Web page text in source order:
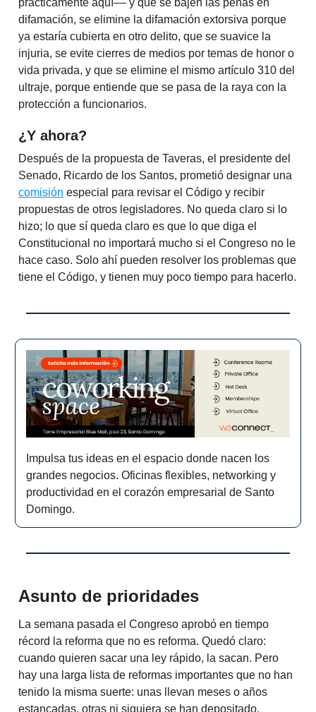
difamación, se elimine la difamación extorsiva porque
ya estaría cubierta en otro delito, que se suavice la
injuria, se evite cierres de medios por temas de honor o
vida privada, y que se elimine el mismo artículo 310 del
ultraje, porque entiende que se pasa de la raya con la
protección a funcionarios.
¿Y ahora?
Después de la propuesta de Taveras, el presidente del
Senado, Ricardo de los Santos, prometió designar una
comisión especial para revisar el Código y recibir
propuestas de otros legisladores. No queda claro si lo
hizo; lo que sí queda claro es que lo que diga el
Constitucional no importará mucho si el Congreso no le
hace caso. Solo ahí pueden resolver los problemas que
tiene el Código, y tienen muy poco tiempo para hacerlo.
Impulsa tus ideas en el espacio donde nacen los
grandes negocios. Oficinas flexibles, networking y
productividad en el corazón empresarial de Santo
Domingo.
Asunto de prioridades
La semana pasada el Congreso aprobó en tiempo
récord la reforma que no es reforma. Quedó claro:
cuando quieren sacar una ley rápido, la sacan. Pero
hay una larga lista de reformas importantes que no han
tenido la misma suerte: unas llevan meses o años
estancadas, otras ni siquiera se han depositado.